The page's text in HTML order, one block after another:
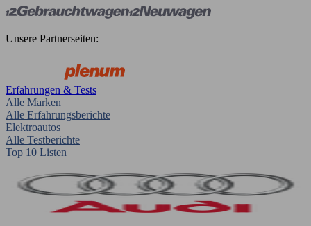
Unsere Partnerseiten:
Erfahrungen & Tests
Alle Marken
Alle Erfahrungsberichte
Elektroautos
Alle Testberichte
Top 10 Listen